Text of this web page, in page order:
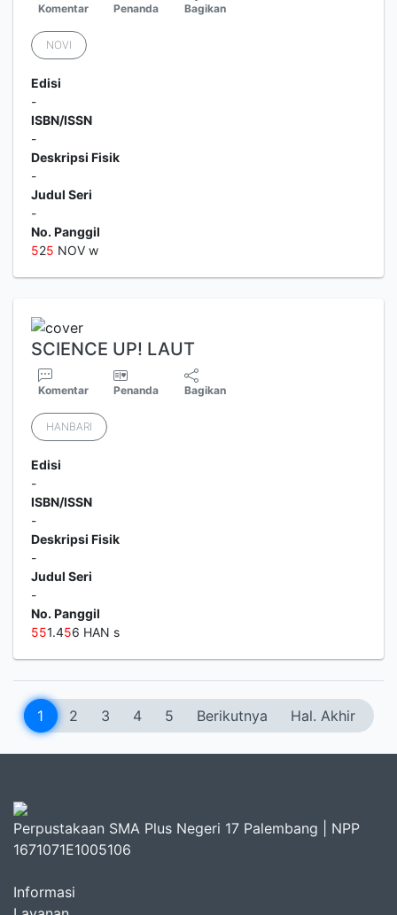
Komentar Penanda Bagikan
NOVI
Edisi
-
ISBN/ISSN
-
Deskripsi Fisik
-
Judul Seri
-
No. Panggil
525 NOV w
SCIENCE UP! LAUT
Komentar Penanda Bagikan
HANBARI
Edisi
-
ISBN/ISSN
-
Deskripsi Fisik
-
Judul Seri
-
No. Panggil
551.456 HAN s
1 2 3 4 5 Berikutnya Hal. Akhir
Perpustakaan SMA Plus Negeri 17 Palembang | NPP
1671071E1005106
Informasi